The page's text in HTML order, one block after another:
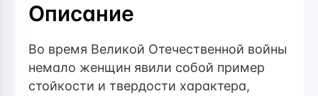
Описание
Во время Великой Отечественной войны
немало женщин явили собой пример
стойкости и твердости характера,